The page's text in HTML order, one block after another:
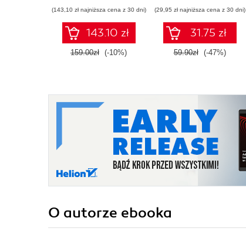
professional
(143,10 zł najniższa cena z 30 dni)
143.10 zł
159.00zł (-10%)
wykorzystaniem
Dockera
(29,95 zł najniższa cena z 30 dni)
31.75 zł
59.90zł (-47%)
O autorze ebooka